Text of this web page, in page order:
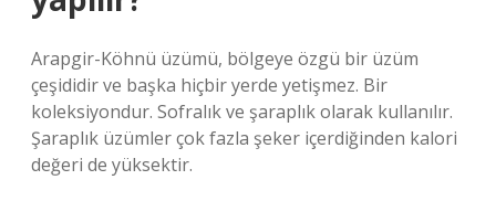
Arapgir-Köhnü üzümü, bölgeye özgü bir üzüm
çeşididir ve başka hiçbir yerde yetişmez. Bir
koleksiyondur. Sofralık ve şaraplık olarak kullanılır.
Şaraplık üzümler çok fazla şeker içerdiğinden kalori
değeri de yüksektir.